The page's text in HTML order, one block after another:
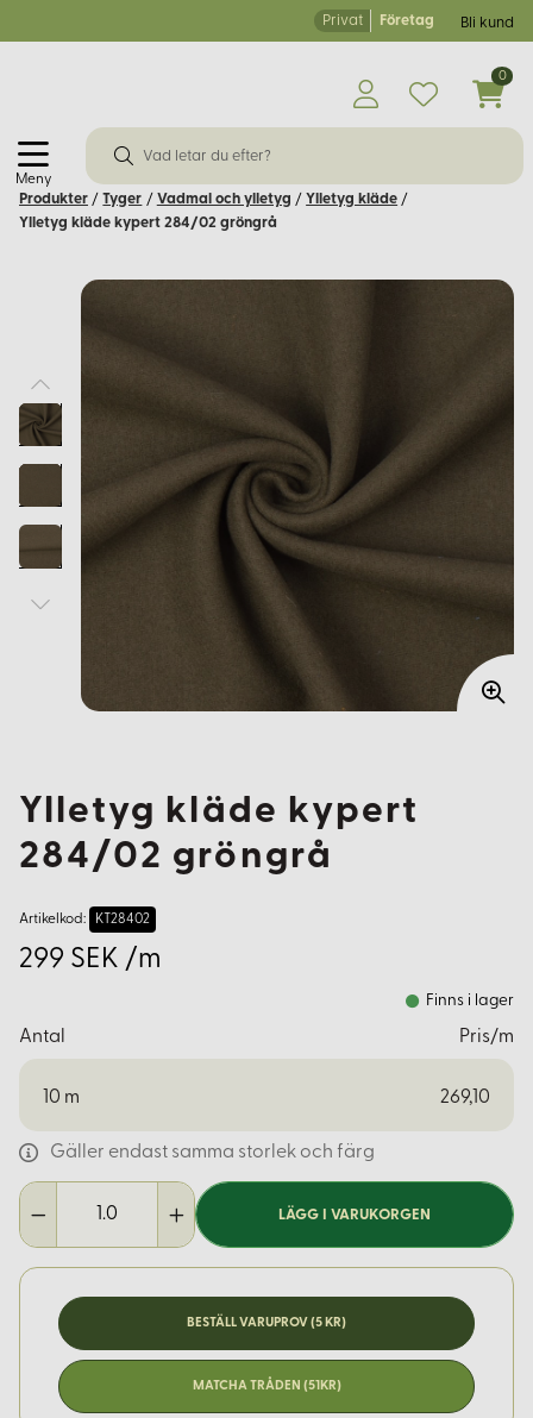
Privat Företag Bli kund
Meny
0
Produkter / Tyger / Vadmal och ylletyg / Ylletyg kläde /
Ylletyg kläde kypert 284/02 gröngrå
Ylletyg kläde kypert
284/02 gröngrå
Artikelkod: KT28402
299 SEK /m
Finns i lager
Antal Pris/m
10 m 269,10
Gäller endast samma storlek och färg
LÄGG I VARUKORGEN
BESTÄLL VARUPROV (5 KR)
MATCHA TRÅDEN (51KR)